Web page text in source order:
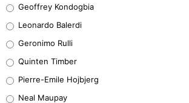
38%
32%
5%
Geoffrey Kondogbia
Leonardo Balerdi
Geronimo Rulli
Quinten Timber
Pierre-Emile Hojbjerg
Neal Maupay